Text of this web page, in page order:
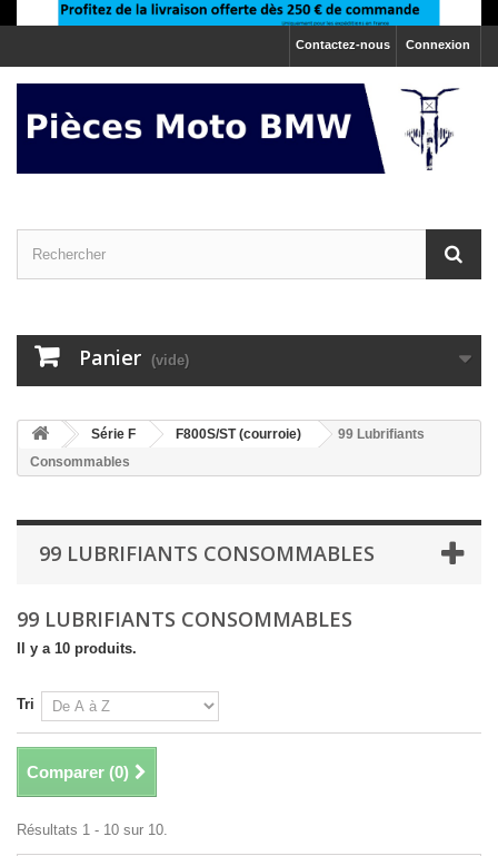
Connexion
Contactez-nous
Panier (vide)
>Série F >F800S/ST (courroie)
99 Lubrifiants
Consommables
99 LUBRIFIANTS CONSOMMABLES
99 LUBRIFIANTS CONSOMMABLES
Il y a 10 produits.
Tri
Comparer (0)
Résultats 1 - 10 sur 10.